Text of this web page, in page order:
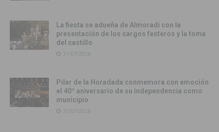
La fiesta se adueña de Almoradí con la
presentación de los cargos festeros y la toma
del castillo
31/07/2026
Pilar de la Horadada conmemora con emoción
el 40º aniversario de su independencia como
municipio
31/07/2026